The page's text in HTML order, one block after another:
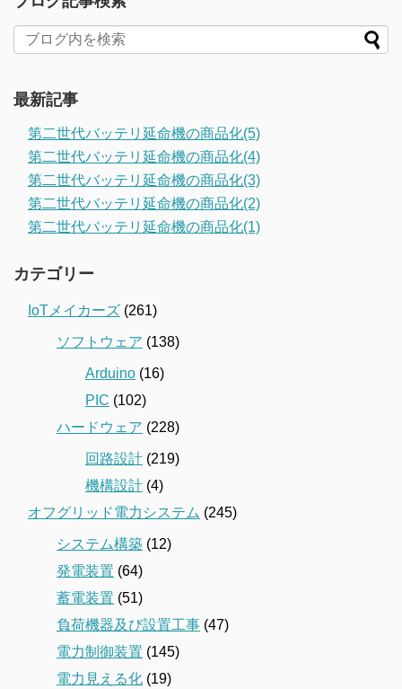
最新記事
第二世代バッテリ延命機の商品化(5)
第二世代バッテリ延命機の商品化(4)
第二世代バッテリ延命機の商品化(3)
第二世代バッテリ延命機の商品化(2)
第二世代バッテリ延命機の商品化(1)
カテゴリー
IoTメイカーズ (261)
ソフトウェア (138)
Arduino (16)
PIC (102)
ハードウェア (228)
回路設計 (219)
機構設計 (4)
オフグリッド電力システム (245)
システム構築 (12)
発電装置 (64)
蓄電装置 (51)
負荷機器及び設置工事 (47)
電力制御装置 (145)
電力見える化 (19)